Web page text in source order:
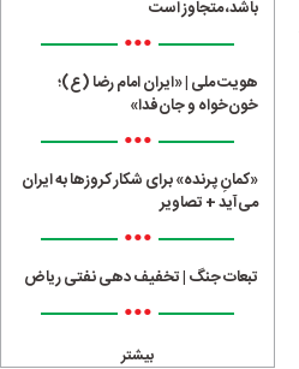
باشد، متجاوز است
•••
هویت ملی | «ایران امام رضا (ع)؛
خون‌خواه و جان‌فدا»
•••
«کمانِ پرنده» برای شکار کروزها به ایران
می‌آید + تصاویر
•••
تبعات جنگ | تخفیف دهی نفتی ریاض
•••
بیشتر